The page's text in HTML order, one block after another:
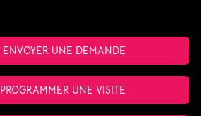
ENVOYER UNE DEMANDE
PROGRAMMER UNE VISITE